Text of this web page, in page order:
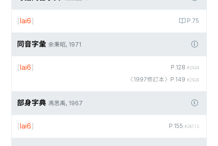
P.75
[lai6]
同音字彙 余秉昭, 1971
P.128 #2924
〈1997修訂本〉P.149 #2924
[lai6]
部身字典 馮思禹, 1967
P.155 #24112
[lai6]